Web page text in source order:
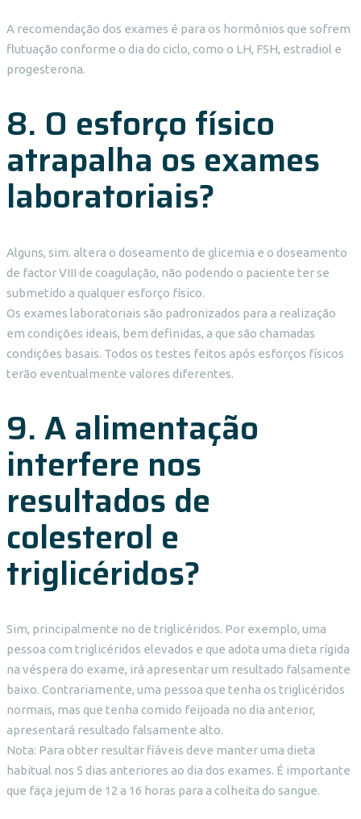
A recomendação dos exames é para os hormônios que sofrem
flutuação conforme o dia do ciclo, como o LH, FSH, estradiol e
progesterona.
8. O esforço físico
atrapalha os exames
laboratoriais?
Alguns, sim. altera o doseamento de glicemia e o doseamento
de factor VIII de coagulação, não podendo o paciente ter se
submetido a qualquer esforço físico.
Os exames laboratoriais são padronizados para a realização
em condições ideais, bem definidas, a que são chamadas
condições basais. Todos os testes feitos após esforços físicos
terão eventualmente valores diferentes.
9. A alimentação
interfere nos
resultados de
colesterol e
triglicéridos?
Sim, principalmente no de triglicéridos. Por exemplo, uma
pessoa com triglicéridos elevados e que adota uma dieta rígida
na véspera do exame, irá apresentar um resultado falsamente
baixo. Contrariamente, uma pessoa que tenha os triglicéridos
normais, mas que tenha comido feijoada no dia anterior,
apresentará resultado falsamente alto.
Nota: Para obter resultar fiáveis deve manter uma dieta
habitual nos 5 dias anteriores ao dia dos exames. É importante
que faça jejum de 12 a 16 horas para a colheita do sangue.